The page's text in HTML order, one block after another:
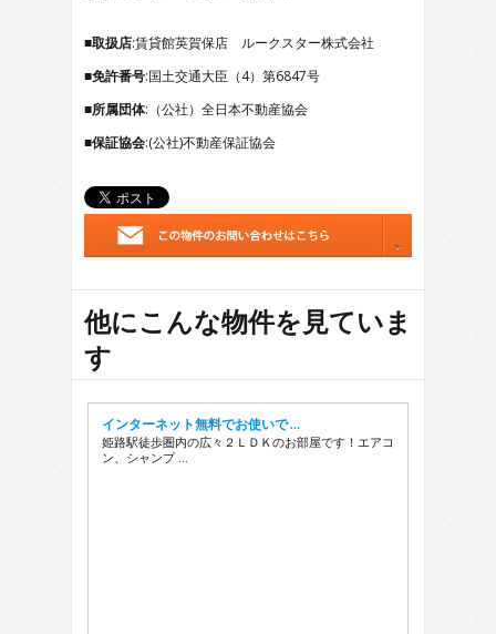
■取扱店:賃貸館英賀保店 ルークスター株式会社
■免許番号:国土交通大臣（4）第6847号
■所属団体:（公社）全日本不動産協会
■保証協会:(公社)不動産保証協会
他にこんな物件を見ていま
す
インターネット無料でお使いで …
姫路駅徒歩圏内の広々２ＬＤＫのお部屋です！エアコ
ン、シャンプ …